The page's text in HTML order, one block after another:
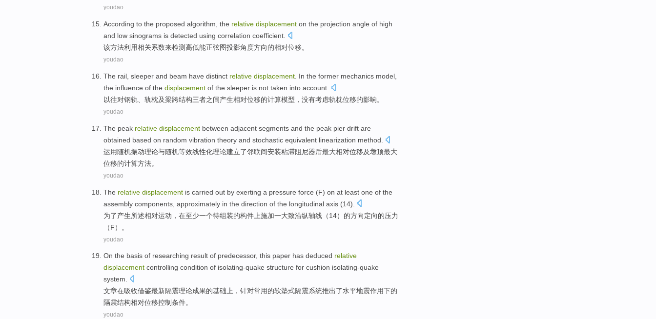
youdao
According to the proposed algorithm the relative displacement on the projection angle of high
and low sinograms is detected using correlation coefficient
该方法利用相关系数来检测高低能正弦图投影角度方向的相对位移。
youdao
The rail sleeper and beam have distinct relative displacement . In the former mechanics model
the influence of the displacement of the sleeper is not taken into account
以往对钢轨 轨枕及梁跨结构三者之间产生相对位移的计算模型 ， 没有考虑轨枕位移的影响。
youdao
The peak relative displacement between adjacent segments and the peak pier drift are
obtained based on random vibration theory and stochastic equivalent linearization method
运用随机振动理论与随机等效线性化理论建立了邻联间安装粘滞阻尼器后最大相对位移及墩顶最大
位移的计算方法。
youdao
The relative displacement is carried out by exerting a pressure force (F) on at least one of the
assembly components approximately in the direction of the longitudinal axis (14).
为了产生所述相对运动， 在至少一个待组装的构件 上施加一大致沿纵轴线 （14） 的方向定向的压力
（F）。
youdao
On the basis of researching result of predecessor, this paper has deduced relative
displacement controlling condition of isolating-quake structure for cushion isolating-quake
system.
文章在吸收借鉴最新隔震理论成果的基础上 ，针对常用的软垫式隔震系统推出了水平地震作用下的
隔震结构相对位移控制条件。
youdao